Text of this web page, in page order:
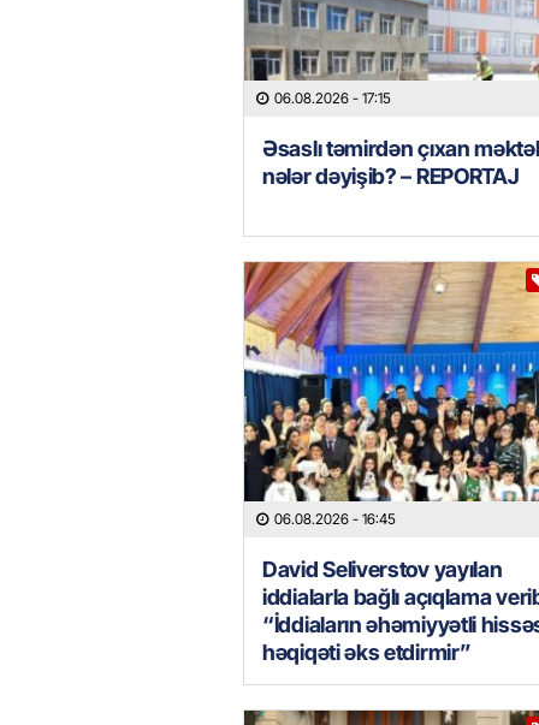
06.08.2026 - 17:15
Əsaslı təmirdən çıxan
nələr dəyişib? – REPORTAJ
06.08.2026 - 16:45
David Seliverstov yayılan
iddialarla bağlı açıqlama
“İddiaların əhəmiyyətli
həqiqəti əks etdirmir”